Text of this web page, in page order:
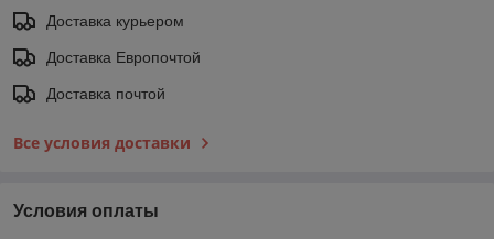
Доставка курьером
Доставка Европочтой
Доставка почтой
Все условия доставки
Условия оплаты